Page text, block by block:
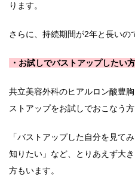
ります。
さらに、持続期間が2年と長いの
・お試しでバストアップしたい
共立美容外科のヒアルロン酸豊
ストアップをお試しでおこなう方
「バストアップした自分を見て
知りたい」など、とりあえず大
方もいます。